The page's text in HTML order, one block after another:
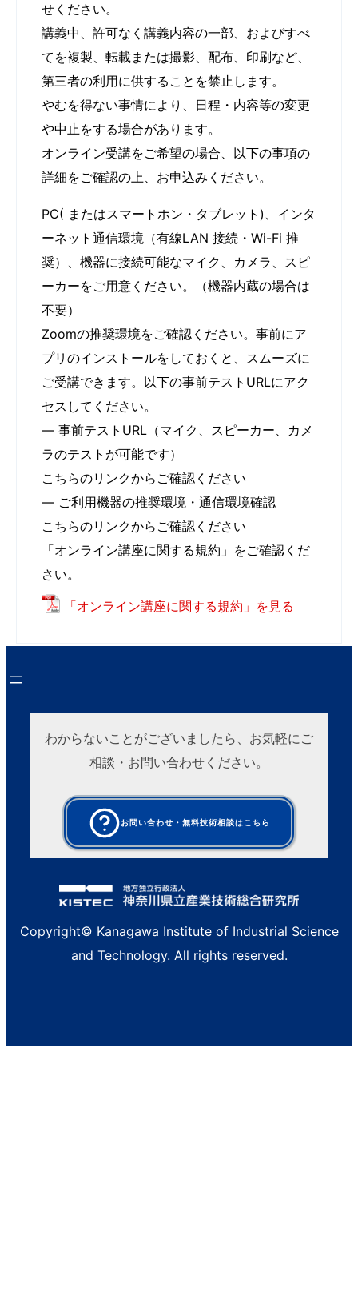
せください。
講義中、許可なく講義内容の一部、およびすべ
てを複製、転載または撮影、配布、印刷など、
第三者の利用に供することを禁止します。
やむを得ない事情により、日程・内容等の変更
や中止をする場合があります。
オンライン受講をご希望の場合、以下の事項の
詳細をご確認の上、お申込みください。
PC( またはスマートホン・タブレット)、インタ
ーネット通信環境（有線LAN 接続・Wi-Fi 推
奨）、機器に接続可能なマイク、カメラ、スピ
ーカーをご用意ください。（機器内蔵の場合は
不要）
Zoomの推奨環境をご確認ください。事前にア
プリのインストールをしておくと、スムーズに
ご受講できます。以下の事前テストURLにアク
セスしてください。
— 事前テストURL（マイク、スピーカー、カメ
ラのテストが可能です）
こちらのリンクからご確認ください
— ご利用機器の推奨環境・通信環境確認
こちらのリンクからご確認ください
「オンライン講座に関する規約」をご確認くだ
さい。
「オンライン講座に関する規約」を見る
わからないことがございましたら、お気軽にご
相談・お問い合わせください。
お問い合わせ・無料技術相談はこちら
Copyright© Kanagawa Institute of Industrial Science
and Technology. All rights reserved.